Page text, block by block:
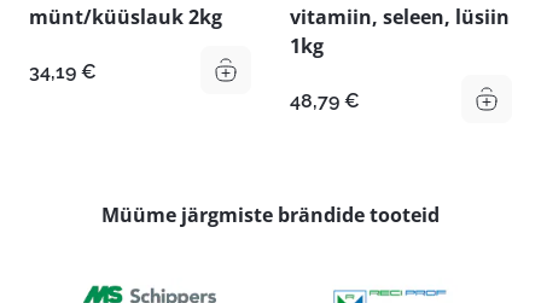
münt/küüslauk 2kg
34,19 €
vitamiin, seleen, lüsiin
1kg
48,79 €
Müüme järgmiste brändide tooteid